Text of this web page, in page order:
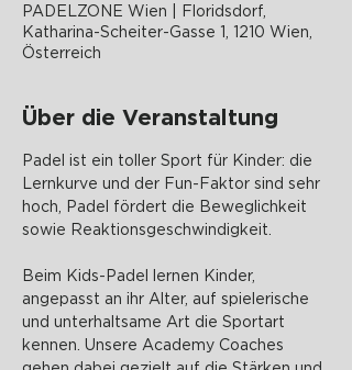
PADELZONE Wien | Floridsdorf,
Katharina-Scheiter-Gasse 1, 1210 Wien,
Österreich
Über die Veranstaltung
Padel ist ein toller Sport für Kinder: die
Lernkurve und der Fun-Faktor sind sehr
hoch, Padel fördert die Beweglichkeit
sowie Reaktionsgeschwindigkeit.
Beim Kids-Padel lernen Kinder,
angepasst an ihr Alter, auf spielerische
und unterhaltsame Art die Sportart
kennen. Unsere Academy Coaches